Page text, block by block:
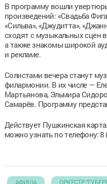
В программу вошли
произведений: «Свадьба
«Сильва», «Джудитта»,
сходят с музыкальных сцен
а также знакомы широкой
и рекламе.
Солистами вечера станут
филармонии. В их числе —
Мартьянова, Эльмира
Самарёв. Программу
Действует Пушкинская
можно узнать по телефону: 8
АФИША ОРКЕСТР